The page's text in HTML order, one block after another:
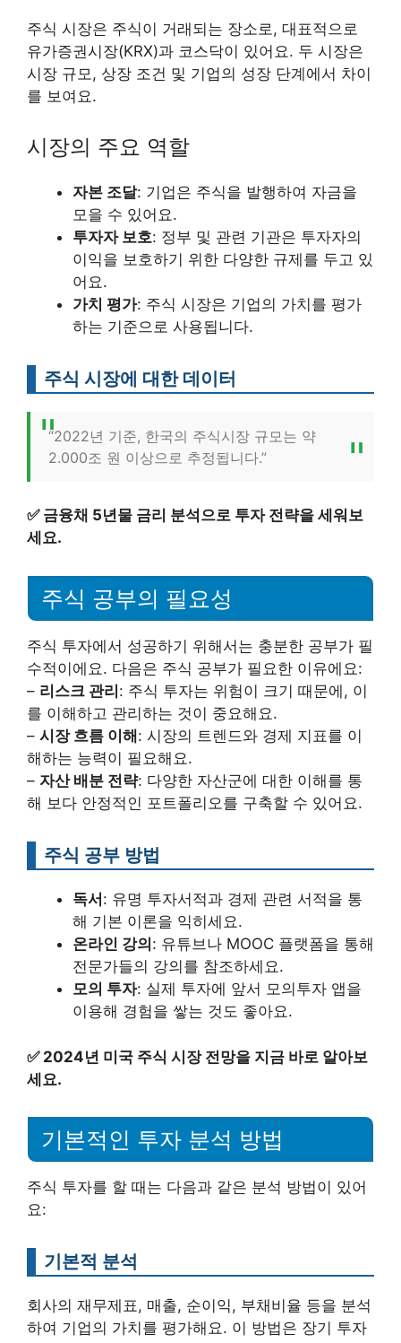
주식 시장은 주식이 거래되는 장소로, 대표적으로
유가증권시장(KRX)과 코스닥이 있어요. 두 시장은
시장 규모, 상장 조건 및 기업의 성장 단계에서 차이
를 보여요.
시장의 주요 역할
자본 조달: 기업은 주식을 발행하여 자금을
모을 수 있어요.
투자자 보호: 정부 및 관련 기관은 투자자의
이익을 보호하기 위한 다양한 규제를 두고 있
어요.
가치 평가: 주식 시장은 기업의 가치를 평가
하는 기준으로 사용됩니다.
주식 시장에 대한 데이터
“2022년 기준, 한국의 주식시장 규모는 약
2.000조 원 이상으로 추정됩니다.”
✅ 금융채 5년물 금리 분석으로 투자 전략을 세워보
세요.
주식 공부의 필요성
주식 투자에서 성공하기 위해서는 충분한 공부가 필
수적이에요. 다음은 주식 공부가 필요한 이유에요:
– 리스크 관리 : 주식 투자는 위험이 크기 때문에, 이
를 이해하고 관리하는 것이 중요해요.
– 시장 흐름 이해 : 시장의 트렌드와 경제 지표를 이
해하는 능력이 필요해요.
– 자산 배분 전략: 다양한 자산군에 대한 이해를 통
해 보다 안정적인 포트폴리오를 구축할 수 있어요.
주식 공부 방법
독서 : 유명 투자서적과 경제 관련 서적을 통
해 기본 이론을 익히세요.
온라인 강의 : 유튜브나 MOOC 플랫폼을 통해
전문가들의 강의를 참조하세요.
모의 투자: 실제 투자에 앞서 모의투자 앱을
이용해 경험을 쌓는 것도 좋아요.
✅ 2024년 미국 주식 시장 전망을 지금 바로 알아보
세요.
기본적인 투자 분석 방법
주식 투자를 할 때는 다음과 같은 분석 방법이 있어
요:
기본적 분석
회사의 재무제표, 매출, 순이익, 부채비율 등을 분석
하여 기업의 가치를 평가해요. 이 방법은 장기 투자